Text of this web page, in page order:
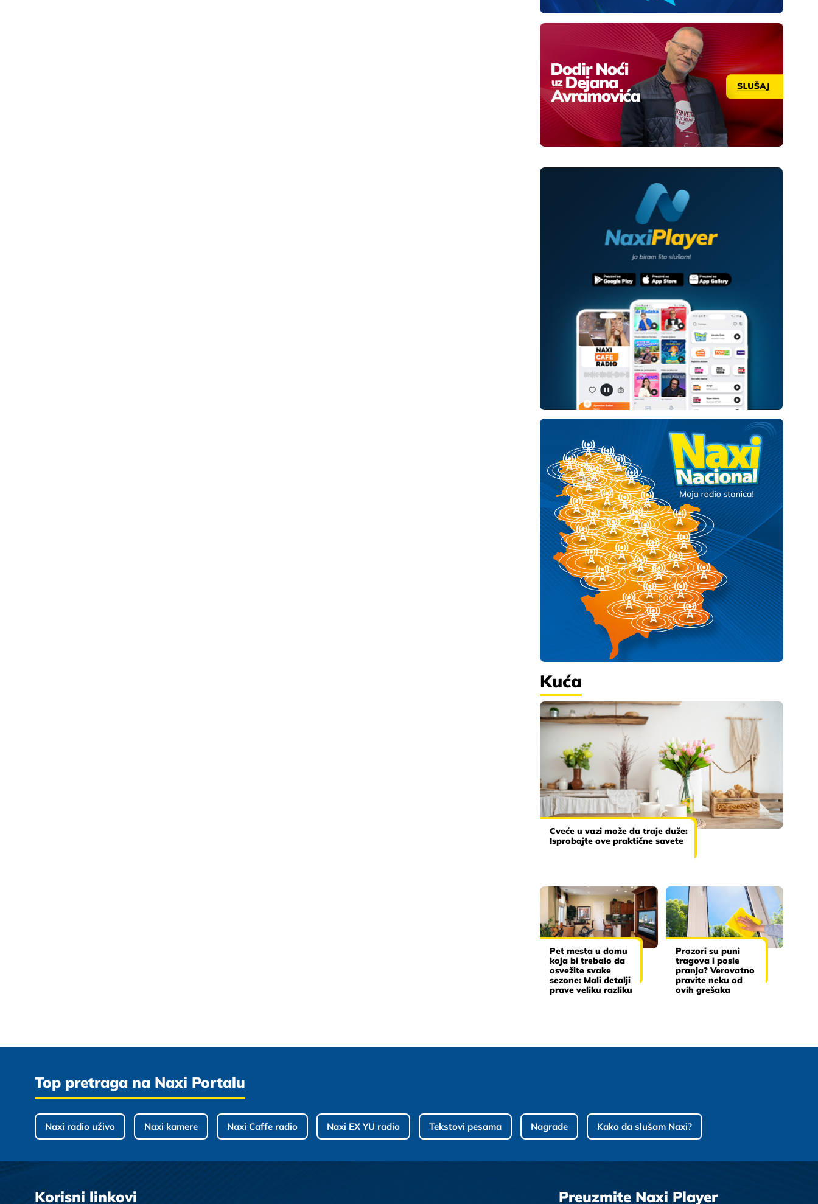
Kuća
Cveće u vazi može da traje duže:
Isprobajte ove praktične savete
Pet mesta u domu
koja bi trebalo da
osvežite svake
sezone: Mali detalji
prave veliku razliku
Prozori su puni
tragova i posle
pranja? Verovatno
pravite neku od
ovih grešaka
Top pretraga na Naxi Portalu
Naxi radio uživo Naxi kamere Naxi Caffe radio Naxi EX YU radio Tekstovi pesama Nagrade Kako da slušam Naxi?
Korisni linkovi Preuzmite Naxi Player